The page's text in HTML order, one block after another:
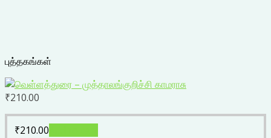
புத்தகங்கள்
₹210.00
₹210.00